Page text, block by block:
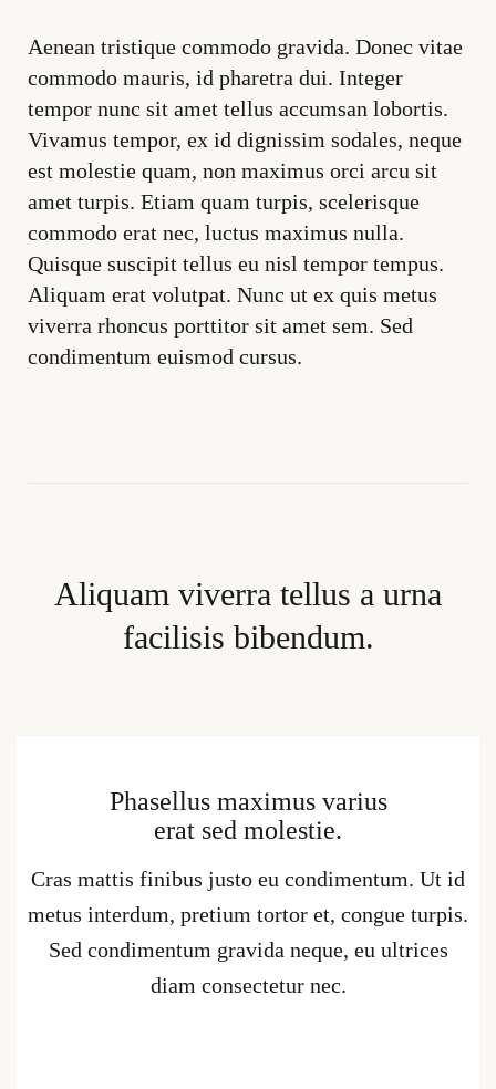
Aenean tristique commodo gravida. Donec vitae
commodo mauris, id pharetra dui. Integer
tempor nunc sit amet tellus accumsan lobortis.
Vivamus tempor, ex id dignissim sodales, neque
est molestie quam, non maximus orci arcu sit
amet turpis. Etiam quam turpis, scelerisque
commodo erat nec, luctus maximus nulla.
Quisque suscipit tellus eu nisl tempor tempus.
Aliquam erat volutpat. Nunc ut ex quis metus
viverra rhoncus porttitor sit amet sem. Sed
condimentum euismod cursus.
Aliquam viverra tellus a urna
facilisis bibendum.
Phasellus maximus varius
erat sed molestie.
Cras mattis finibus justo eu condimentum. Ut id
metus interdum, pretium tortor et, congue turpis.
Sed condimentum gravida neque, eu ultrices
diam consectetur nec.